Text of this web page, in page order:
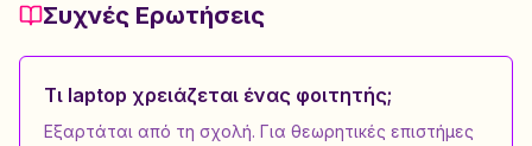
Συχνές Ερωτήσεις
Τι laptop χρειάζεται ένας φοιτητής;
Εξαρτάται από τη σχολή. Για θεωρητικές επιστήμες